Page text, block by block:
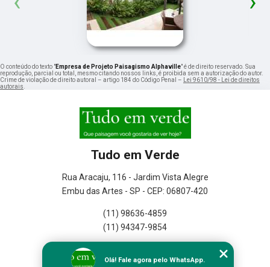
O conteúdo do texto "Empresa de Projeto Paisagismo Alphaville" é de direito reservado. Sua
reprodução, parcial ou total, mesmo citando nossos links, é proibida sem a autorização do autor.
Crime de violação de direito autoral – artigo 184 do Código Penal – Lei 9610/98 - Lei de direitos
autorais.
Tudo em Verde
Rua Aracaju, 116 - Jardim Vista Alegre
Embu das Artes - SP - CEP: 06807-420
(11) 98636-4859
(11) 94347-9854
Empresa
Olá! Fale agora pelo WhatsApp.